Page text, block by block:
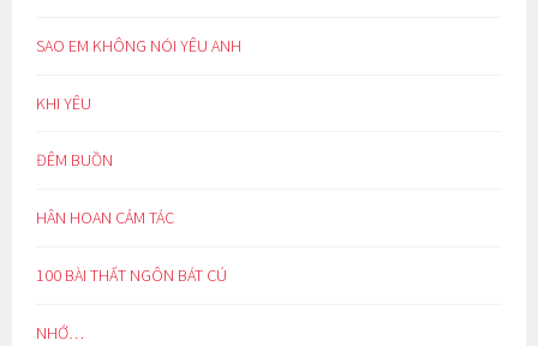
SAO EM KHÔNG NÓI YÊU ANH
KHI YÊU
ĐÊM BUỒN
HÂN HOAN CẢM TÁC
100 BÀI THẤT NGÔN BÁT CÚ
NHỚ…